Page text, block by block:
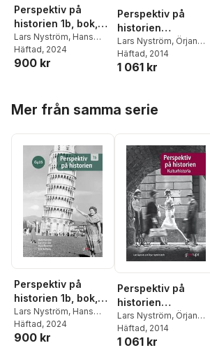
Perspektiv på
historien 1b, bok,
Gy25
Lars Nyström, Hans
Nyström,Örjan
Nyström,
Häftad, 2024
900 kr
Perspektiv på
historien
Kulturhistoria
Lars Nyström, Örjan
Nyström
Häftad, 2014
1 061 kr
Mer från samma serie
Perspektiv på
historien 1b, bok,
Gy25
Lars Nyström, Hans
Nyström,Örjan
Nyström,
Häftad, 2024
900 kr
Perspektiv på
historien
Kulturhistoria
Lars Nyström, Örjan
Nyström
Häftad, 2014
1 061 kr